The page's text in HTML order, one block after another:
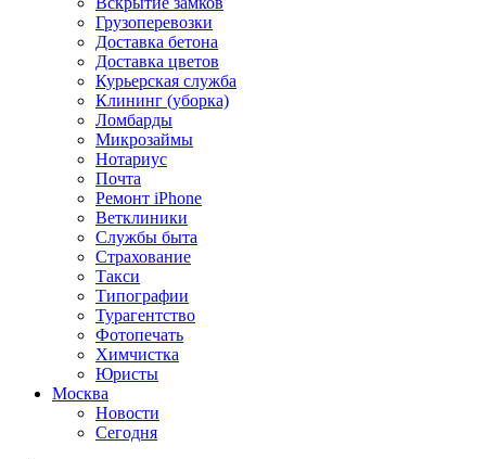
Грузоперевозки
Доставка бетона
Доставка цветов
Курьерская служба
Клининг (уборка)
Ломбарды
Микрозаймы
Нотариус
Почта
Ремонт iPhone
Ветклиники
Службы быта
Страхование
Такси
Типографии
Турагентство
Фотопечать
Химчистка
Юристы
Москва
Новости
Сегодня